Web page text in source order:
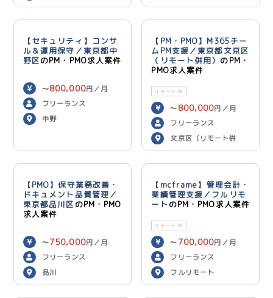
【セキュリティ】コンサ
ル＆運用保守／東京都中
野区のPM・PMO求人案件
〜800,000円／月
フリーランス
中野
【PM・PMO】M365チー
ムPM支援／東京都文京区
（リモート併用） のPM・
PMO求人案件
リモートOK
〜 800,000円／月
フリーランス
文京区（リモート併
用）
【PMO】保守業務改善・
ドキュメント品質管理／
東京都品川区 のPM・PMO
求人案件
〜750,000円／月
フリーランス
品川
【mcframe】管理会計・
業績管理支援／フルリモ
ートのPM・PMO求人案件
リモートOK
〜 700,000円／月
フリーランス
フルリモート